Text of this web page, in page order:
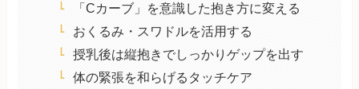
「Cカーブ」を意識した抱き方に変える
おくるみ・スワドルを活用する
授乳後は縦抱きでしっかりゲップを出す
体の緊張を和らげるタッチケア